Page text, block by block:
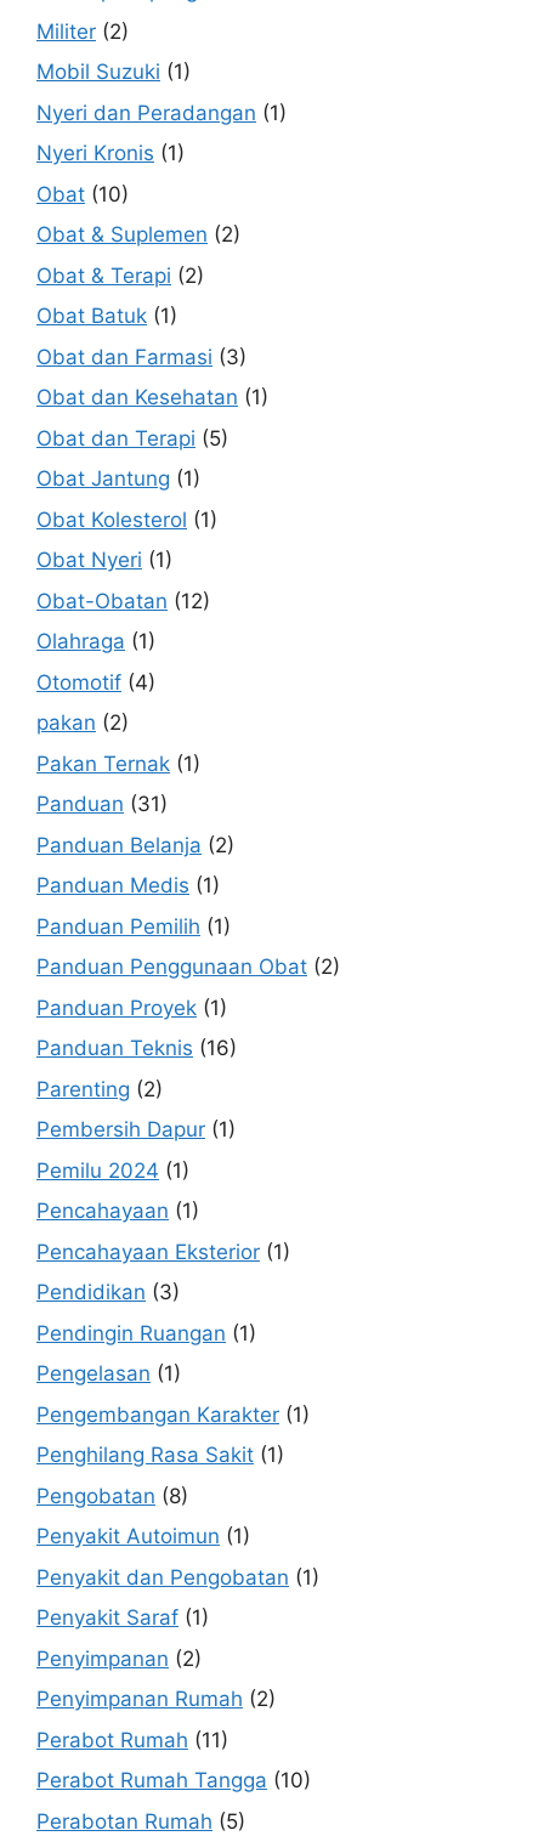
Militer (2)
Mobil Suzuki (1)
Nyeri dan Peradangan (1)
Nyeri Kronis (1)
Obat (10)
Obat & Suplemen (2)
Obat & Terapi (2)
Obat Batuk (1)
Obat dan Farmasi (3)
Obat dan Kesehatan (1)
Obat dan Terapi (5)
Obat Jantung (1)
Obat Kolesterol (1)
Obat Nyeri (1)
Obat-Obatan (12)
Olahraga (1)
Otomotif (4)
pakan (2)
Pakan Ternak (1)
Panduan (31)
Panduan Belanja (2)
Panduan Medis (1)
Panduan Pemilih (1)
Panduan Penggunaan Obat (2)
Panduan Proyek (1)
Panduan Teknis (16)
Parenting (2)
Pembersih Dapur (1)
Pemilu 2024 (1)
Pencahayaan (1)
Pencahayaan Eksterior (1)
Pendidikan (3)
Pendingin Ruangan (1)
Pengelasan (1)
Pengembangan Karakter (1)
Penghilang Rasa Sakit (1)
Pengobatan (8)
Penyakit Autoimun (1)
Penyakit dan Pengobatan (1)
Penyakit Saraf (1)
Penyimpanan (2)
Penyimpanan Rumah (2)
Perabot Rumah (11)
Perabot Rumah Tangga (10)
Perabotan Rumah (5)